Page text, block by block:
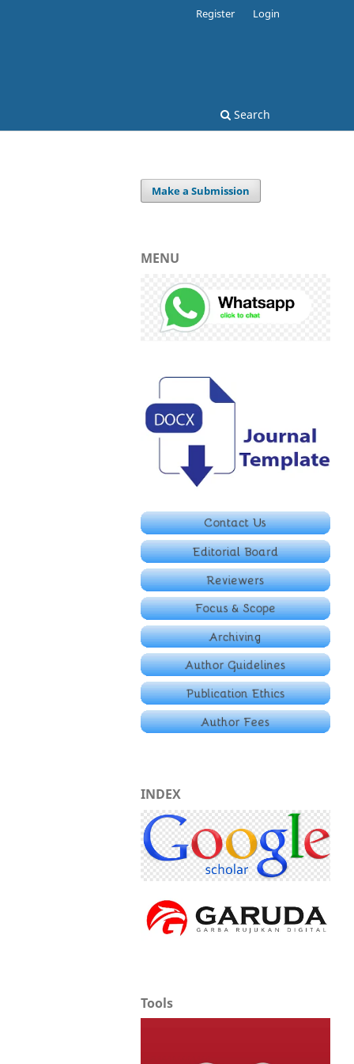
Search
Register Login
Make a Submission
MENU
INDEX
Tools